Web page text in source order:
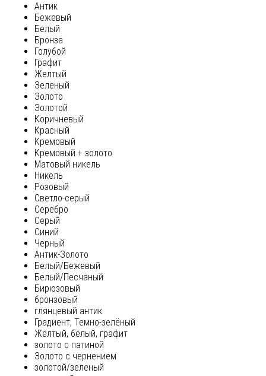
Антик
Бежевый
Белый
Бронза
Голубой
Графит
Желтый
Зеленый
Золото
Золотой
Коричневый
Красный
Кремовый
Кремовый + золото
Матовый никель
Никель
Розовый
Светло-серый
Серебро
Серый
Синий
Черный
Антик-Золото
Белый/Бежевый
Белый/Песчаный
Бирюзовый
бронзовый
глянцевый антик
Градиент, Темно-зелёный
Желтый, белый, графит
золото с патиной
Золото с чернением
золотой/зеленый